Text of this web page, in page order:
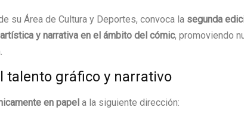
su Área de Cultura y Deportes, convoca la segunda
y narrativa en el ámbito del cómic, promoviendo
talento gráfico y narrativo
en papel a la siguiente dirección: